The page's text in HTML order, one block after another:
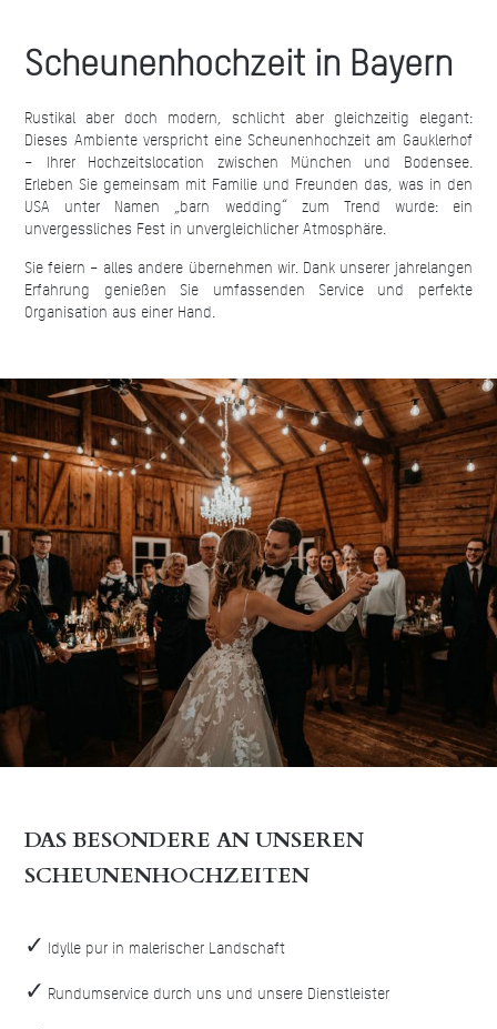
Scheunenhochzeit in Bayern
Rustikal aber doch modern, schlicht aber gleichzeitig elegant:
Dieses Ambiente verspricht eine Scheunenhochzeit am Gauklerhof
– Ihrer Hochzeitslocation zwischen München und Bodensee.
Erleben Sie gemeinsam mit Familie und Freunden das, was in den
USA unter Namen „barn wedding“ zum Trend wurde: ein
unvergessliches Fest in unvergleichlicher Atmosphäre.
Sie feiern – alles andere übernehmen wir. Dank unserer jahrelangen
Erfahrung genießen Sie umfassenden Service und perfekte
Organisation aus einer Hand.
DAS BESONDERE AN UNSEREN
SCHEUNENHOCHZEITEN
Idylle pur in malerischer Landschaft
Rundumservice durch uns und unsere Dienstleister